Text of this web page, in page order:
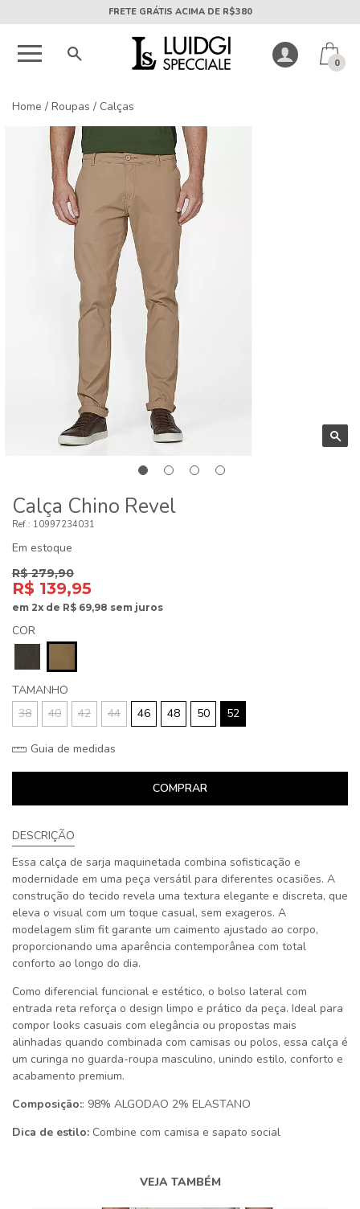
5X SEM JUROS PARCELA MÍNIMA DE R$50
0
Home / Roupas / Calças
Calça Chino Revel
10997234031
Em estoque
R$ 279,90
R$ 139,95
em 2x de R$ 69,98 sem juros
COR
TAMANHO
38
40 42 44 46 48 50 52
Guia de medidas
COMPRAR
DESCRIÇÃO
Essa calça de sarja maquinetada combina sofisticação e
modernidade em uma peça versátil para diferentes ocasiões. A
construção do tecido revela uma textura elegante e discreta, que
eleva o visual com um toque casual, sem exageros. A
modelagem slim fit garante um caimento ajustado ao corpo,
proporcionando uma aparência contemporânea com total
conforto ao longo do dia.
Como diferencial funcional e estético, o bolso lateral com
entrada reta reforça o design limpo e prático da peça. Ideal para
compor looks casuais com elegância ou propostas mais
alinhadas quando combinada com camisas ou polos, essa calça é
um curinga no guarda-roupa masculino, unindo estilo, conforto e
acabamento premium.
Composição:: 98% ALGODAO 2% ELASTANO
Dica de estilo: Combine com camisa e sapato social
VEJA TAMBÉM